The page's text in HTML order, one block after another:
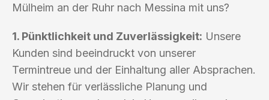
Mülheim an der Ruhr nach Messina mit uns?
1. Pünktlichkeit und Zuverlässigkeit: Unsere
Kunden sind beeindruckt von unserer
Termintreue und der Einhaltung aller Absprachen.
Wir stehen für verlässliche Planung und